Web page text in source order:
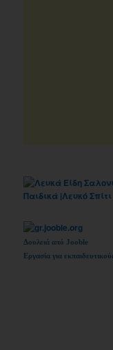
Δουλειά από Jooble
Εργασία για